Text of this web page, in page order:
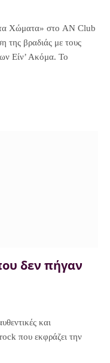
Χώματα» στο AN Club
της βραδιάς με τους
Είν’ Ακόμα. Το
δεν πήγαν
και
που εκφράζει την